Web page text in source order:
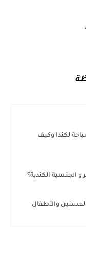
لكندا وكيف
الجنسية الكندية؟
والأطفال